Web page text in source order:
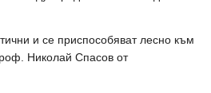
и се приспособяват лесно към
Николай Спасов от